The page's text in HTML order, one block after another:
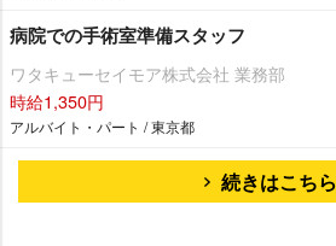
病院での手術室準備スタッフ
ワタキューセイモア株式会社 業務部
時給1,350円
アルバイト・パート / 東京都
続きはこちら